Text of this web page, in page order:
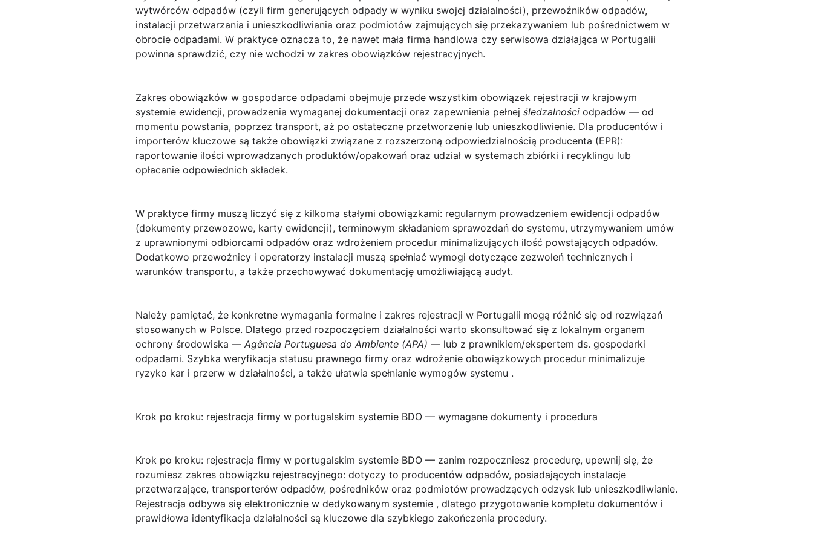
wytwórców odpadów (czyli firm generujących odpady w wyniku swojej działalności), przewoźników odpadów,
instalacji przetwarzania i unieszkodliwiania oraz podmiotów zajmujących się przekazywaniem lub pośrednictwem w
obrocie odpadami. W praktyce oznacza to, że nawet mała firma handlowa czy serwisowa działająca w Portugalii
powinna sprawdzić, czy nie wchodzi w zakres obowiązków rejestracyjnych.
Zakres obowiązków w gospodarce odpadami obejmuje przede wszystkim obowiązek rejestracji w krajowym
systemie ewidencji, prowadzenia wymaganej dokumentacji oraz zapewnienia pełnej śledzalności odpadów — od
momentu powstania, poprzez transport, aż po ostateczne przetworzenie lub unieszkodliwienie. Dla producentów i
importerów kluczowe są także obowiązki związane z rozszerzoną odpowiedzialnością producenta (EPR):
raportowanie ilości wprowadzanych produktów/opakowań oraz udział w systemach zbiórki i recyklingu lub
opłacanie odpowiednich składek.
W praktyce firmy muszą liczyć się z kilkoma stałymi obowiązkami: regularnym prowadzeniem ewidencji odpadów
(dokumenty przewozowe, karty ewidencji), terminowym składaniem sprawozdań do systemu, utrzymywaniem umów
z uprawnionymi odbiorcami odpadów oraz wdrożeniem procedur minimalizujących ilość powstających odpadów.
Dodatkowo przewoźnicy i operatorzy instalacji muszą spełniać wymogi dotyczące zezwoleń technicznych i
warunków transportu, a także przechowywać dokumentację umożliwiającą audyt.
Należy pamiętać, że konkretne wymagania formalne i zakres rejestracji w Portugalii mogą różnić się od rozwiązań
stosowanych w Polsce. Dlatego przed rozpoczęciem działalności warto skonsultować się z lokalnym organem
ochrony środowiska — Agência Portuguesa do Ambiente (APA) — lub z prawnikiem/ekspertem ds. gospodarki
odpadami. Szybka weryfikacja statusu prawnego firmy oraz wdrożenie obowiązkowych procedur minimalizuje
ryzyko kar i przerw w działalności, a także ułatwia spełnianie wymogów systemu .
Krok po kroku: rejestracja firmy w portugalskim systemie BDO — wymagane dokumenty i procedura
Krok po kroku: rejestracja firmy w portugalskim systemie BDO — zanim rozpoczniesz procedurę, upewnij się, że
rozumiesz zakres obowiązku rejestracyjnego: dotyczy to producentów odpadów, posiadających instalacje
przetwarzające, transporterów odpadów, pośredników oraz podmiotów prowadzących odzysk lub unieszkodliwianie.
Rejestracja odbywa się elektronicznie w dedykowanym systemie , dlatego przygotowanie kompletu dokumentów i
prawidłowa identyfikacja działalności są kluczowe dla szybkiego zakończenia procedury.